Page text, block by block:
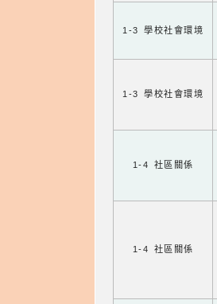
1-3 學校社會環境
1-3 學校社會環境
1-4 社區關係
1-4 社區關係